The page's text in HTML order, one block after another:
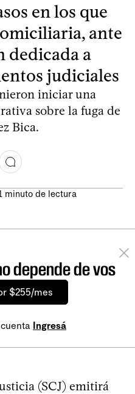
en los que
ante
dedicada a
judiciales
iniciar una
sobre la fuga de
Bica.
minuto de lectura
depende de vos
$255/mes
Ingresá
(SCJ) emitirá